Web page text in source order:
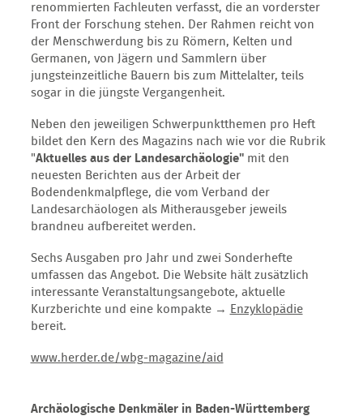
renommierten Fachleuten verfasst, die an vorderster
Front der Forschung stehen. Der Rahmen reicht von
der Menschwerdung bis zu Römern, Kelten und
Germanen, von Jägern und Sammlern über
jungsteinzeitliche Bauern bis zum Mittelalter, teils
sogar in die jüngste Vergangenheit.
Neben den jeweiligen Schwerpunktthemen pro Heft
bildet den Kern des Magazins nach wie vor die Rubrik
"Aktuelles aus der Landesarchäologie"mit den
neuesten Berichten aus der Arbeit der
Bodendenkmalpflege, die vom Verband der
Landesarchäologen als Mitherausgeber jeweils
brandneu aufbereitet werden.
Sechs Ausgaben pro Jahr und zwei Sonderhefte
umfassen das Angebot. Die Website hält zusätzlich
interessante Veranstaltungsangebote, aktuelle
Kurzberichte und eine kompakte →
Enzyklopädie
bereit.
www.herder.de/wbg-magazine/aid
Archäologische Denkmäler in Baden-Württemberg